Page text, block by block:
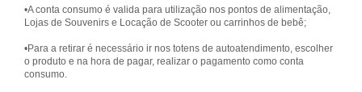
•A conta consumo é valida para utilização nos pontos de alimentação,
Lojas de Souvenirs e Locação de Scooter ou carrinhos de bebê;
•Para a retirar é necessário ir nos totens de autoatendimento, escolher
o produto e na hora de pagar, realizar o pagamento como conta
consumo.